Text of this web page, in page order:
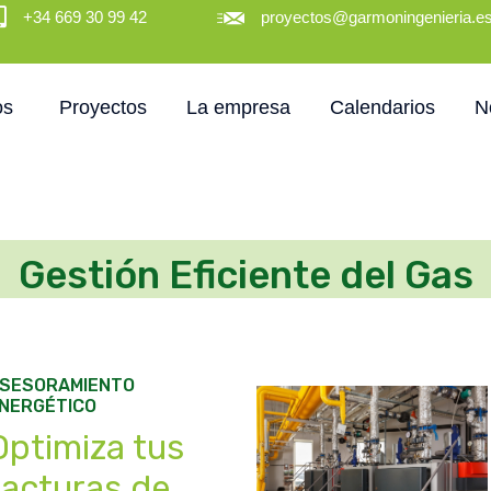
+34 669 30 99 42 proyectos@garmoningenieria.es
Proyectos La empresa Calendarios
Gestión Eficiente del Gas
tus